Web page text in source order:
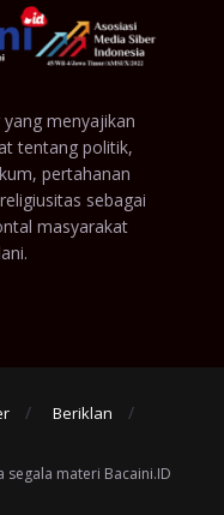
menyajikan
tentang politik,
pertahanan
sebagai
masyarakat
Beriklan
segala materi Bacaini.ID